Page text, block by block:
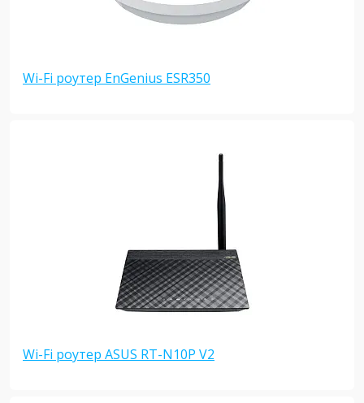
Wi-Fi роутер EnGenius ESR350
Wi-Fi роутер ASUS RT-N10P V2